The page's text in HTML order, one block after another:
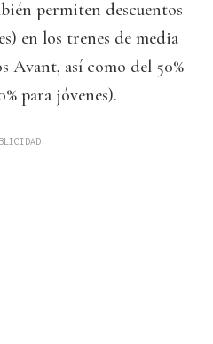
permiten descuentos
en los trenes de media
Avant, así como del 50%
para jóvenes).